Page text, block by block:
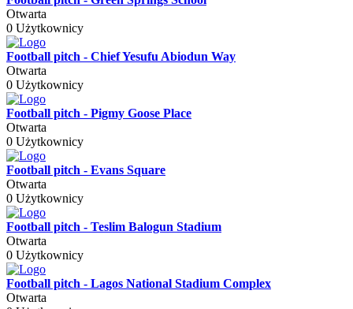
Otwarta
0 Użytkownicy
Football pitch - Chief Yesufu Abiodun Way
Otwarta
0 Użytkownicy
Football pitch - Pigmy Goose Place
Otwarta
0 Użytkownicy
Football pitch - Evans Square
Otwarta
0 Użytkownicy
Football pitch - Teslim Balogun Stadium
Otwarta
0 Użytkownicy
Football pitch - Lagos National Stadium Complex
Otwarta